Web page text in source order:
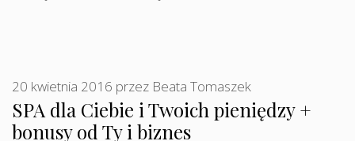
SPA dla Ciebie i Twoich pieniędzy +
bonusy od Ty i biznes
20 kwietnia 2016 przez Beata Tomaszek